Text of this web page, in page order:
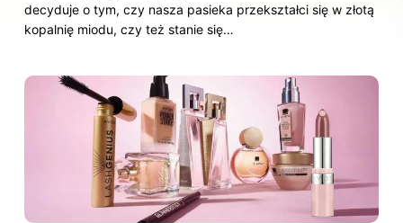
decyduje o tym, czy nasza pasieka przekształci się w złotą
kopalnię miodu, czy też stanie się…